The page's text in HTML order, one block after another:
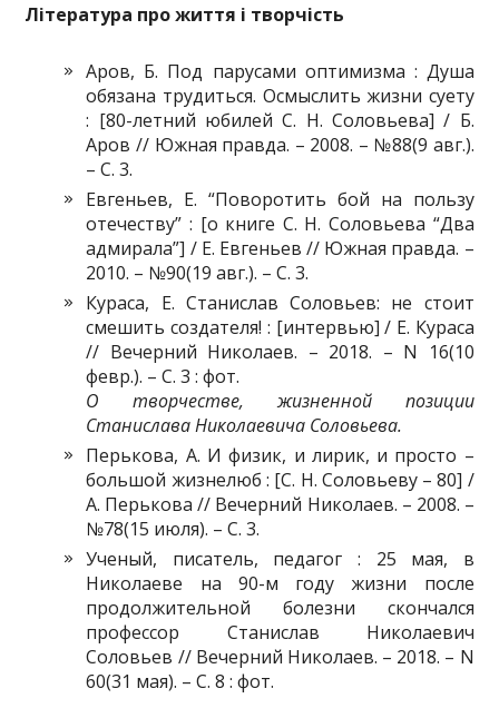
Література про життя і творчість
Аров, Б. Под парусами оптимизма : Душа
обязана трудиться. Осмыслить жизни суету
: [80-летний юбилей С. Н. Соловьева] / Б.
Аров // Южная правда. – 2008. – №88(9 авг.).
– С. 3.
Евгеньев, Е. “Поворотить бой на пользу
отечеству” : [о книге С. Н. Соловьева “Два
адмирала”] / Е. Евгеньев // Южная правда. –
2010. – №90(19 авг.). – С. 3.
Кураса, Е. Станислав Соловьев: не стоит
смешить создателя! : [интервью] / Е. Кураса
// Вечерний Николаев. – 2018. – N 16(10
февр.). – С. 3 : фот.
О творчестве, жизненной позиции
Станислава Николаевича Соловьева.
Перькова, А. И физик, и лирик, и просто –
большой жизнелюб : [С. Н. Соловьеву – 80] /
А. Перькова // Вечерний Николаев. – 2008. –
№78(15 июля). – С. 3.
Ученый, писатель, педагог : 25 мая, в
Николаеве на 90-м году жизни после
продолжительной болезни скончался
профессор Станислав Николаевич
Соловьев // Вечерний Николаев. – 2018. – N
60(31 мая). – С. 8 : фот.